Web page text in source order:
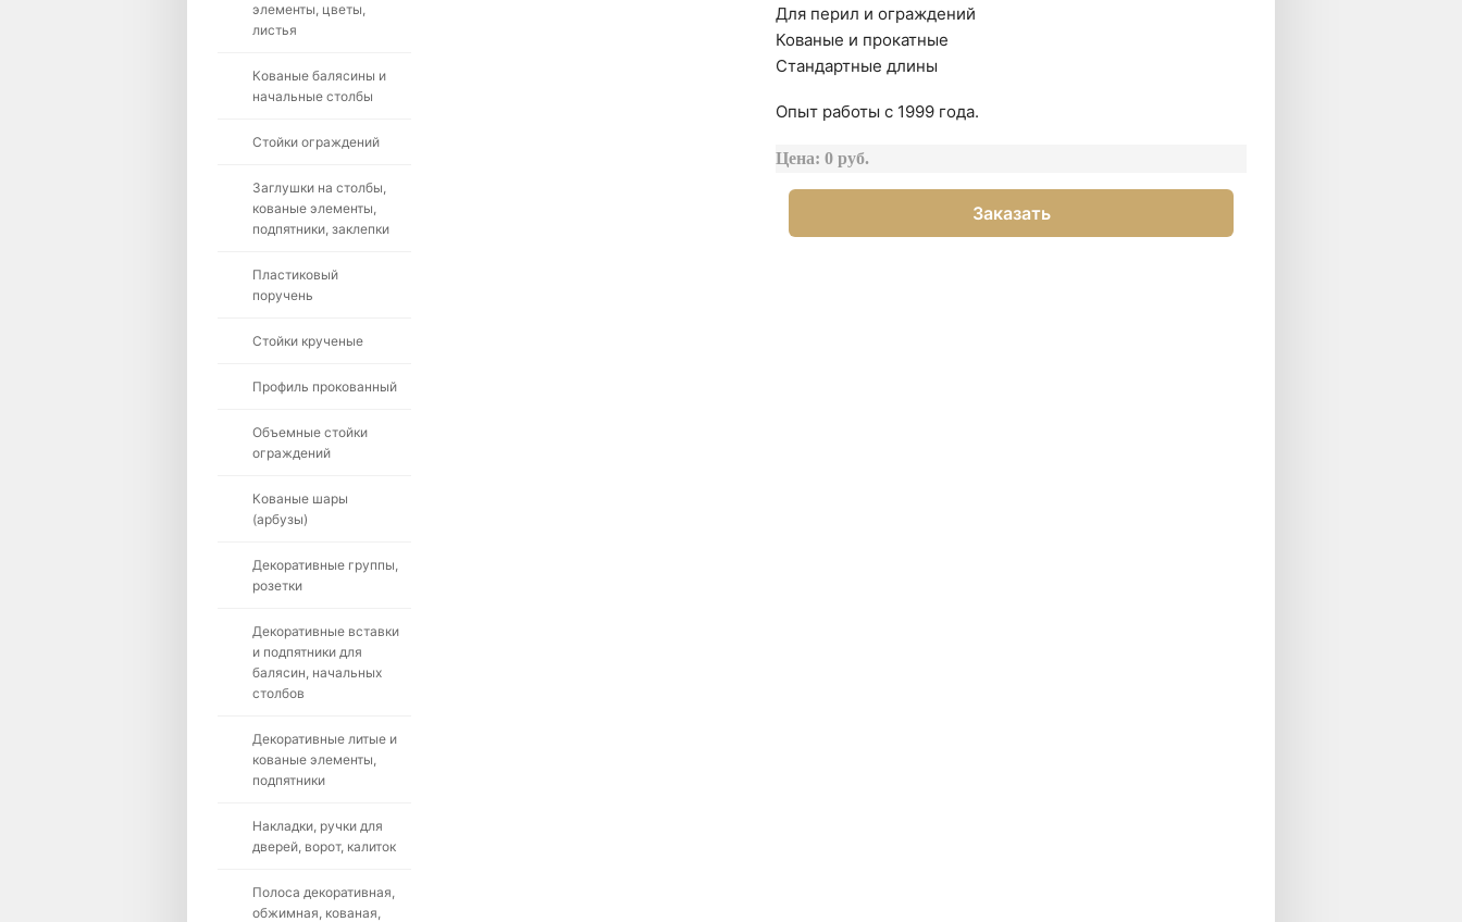
элементы, цветы,
листья
Кованые балясины и
начальные столбы
Стойки ограждений
Заглушки на столбы,
кованые элементы,
подпятники, заклепки
Пластиковый
поручень
Стойки крученые
Профиль прокованный
Объемные стойки
ограждений
Кованые шары
(арбузы)
Декоративные группы,
розетки
Декоративные вставки
и подпятники для
балясин, начальных
столбов
Декоративные литые и
кованые элементы,
подпятники
Накладки, ручки для
дверей, ворот, калиток
Полоса декоративная,
обжимная, кованая,
Для перил и ограждений
Кованые и прокатные
Стандартные длины
Опыт работы с 1999 года.
Цена: 0 руб.
Заказать